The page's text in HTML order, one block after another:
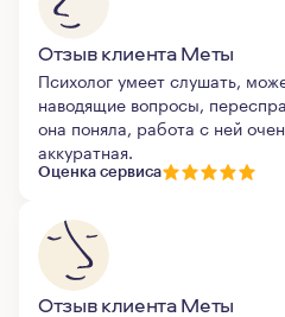
Отзыв клиента Меты
Психолог умеет слушать,
наводящие вопросы,
она поняла, работа с ней
аккуратная.
Оценка сервиса
Отзыв клиента Меты